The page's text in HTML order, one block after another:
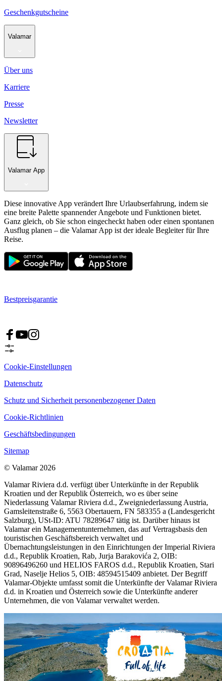
Geschenkgutscheine
Valamar
Über uns
Karriere
Presse
Newsletter
Valamar App
Diese innovative App verändert Ihre Urlaubserfahrung, indem sie
eine breite Palette spannender Angebote und Funktionen bietet.
Ganz gleich, ob Sie schon eingecheckt haben oder einen spontanen
Ausflug planen – die Valamar App ist der ideale Begleiter für Ihre
Reise.
Bestpreisgarantie
Cookie-Einstellungen
Datenschutz
Schutz und Sicherheit personenbezogener Daten
Cookie-Richtlinien
Geschäftsbedingungen
Sitemap
© Valamar 2026
Valamar Riviera d.d. verfügt über Unterkünfte in der Republik
Kroatien und der Republik Österreich, wo es über seine
Niederlassung Valamar Riviera d.d., Zweigniederlassung Austria,
Gamsleitenstraße 6, 5563 Obertauern, FN 583355 a (Landesgericht
Salzburg), USt-ID: ATU 78289647 tätig ist. Darüber hinaus ist
Valamar ein Managementunternehmen, das auf Vertragsbasis den
touristischen Geschäftsbereich verwaltet und
Übernachtungsleistungen in den Einrichtungen der Imperial Riviera
d.d., Republik Kroatien, Rab, Jurja Barakovića 2, OIB:
90896496260 und HELIOS FAROS d.d., Republik Kroatien, Stari
Grad, Naselje Helios 5, OIB: 48594515409 anbietet. Der Begriff
Valamar-Objekte umfasst somit die Unterkünfte der Valamar Riviera
d.d. in Kroatien und Österreich sowie die Unterkünfte anderer
Unternehmen, die von Valamar verwaltet werden.